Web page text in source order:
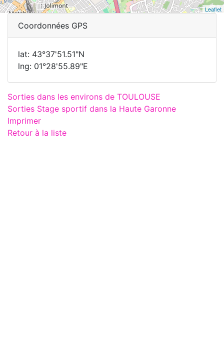
Leaflet
Coordonnées GPS
lat: 43°37'51.51"N
lng: 01°28'55.89"E
Sorties dans les environs de TOULOUSE
Sorties Stage sportif dans la Haute Garonne
Imprimer
Retour à la liste